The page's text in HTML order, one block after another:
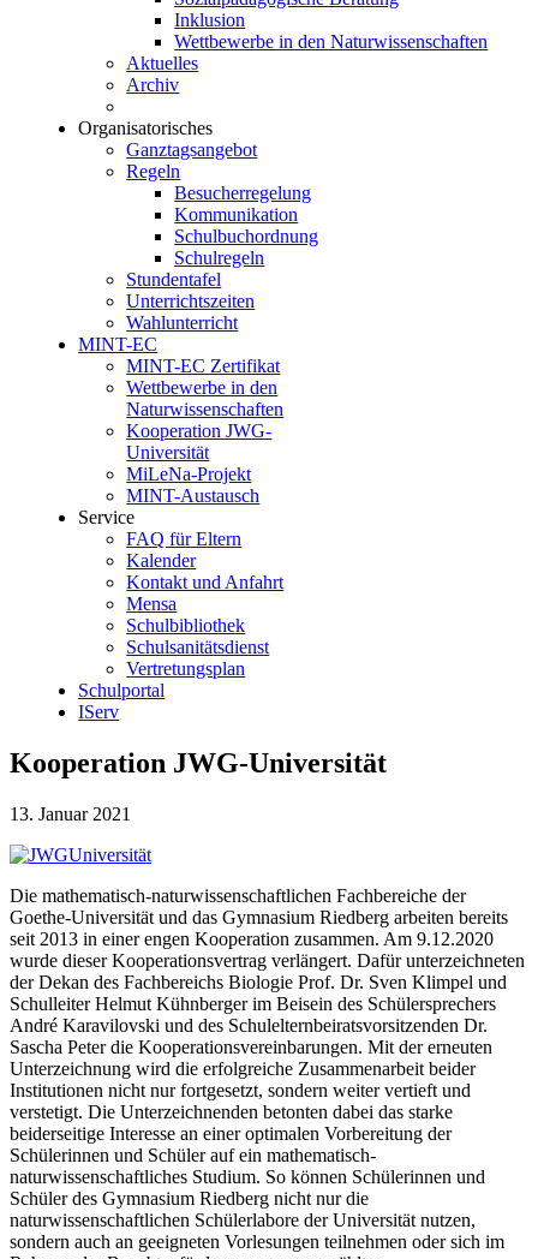
Inklusion
Wettbewerbe in den Naturwissenschaften
Aktuelles
Archiv
Organisatorisches
Ganztagsangebot
Regeln
Besucherregelung
Kommunikation
Schulbuchordnung
Schulregeln
Stundentafel
Unterrichtszeiten
Wahlunterricht
MINT-EC
MINT-EC Zertifikat
Wettbewerbe in den
Naturwissenschaften
Kooperation JWG-
Universität
MiLeNa-Projekt
MINT-Austausch
Service
FAQ für Eltern
Kalender
Kontakt und Anfahrt
Mensa
Schulbibliothek
Schulsanitätsdienst
Vertretungsplan
Schulportal
IServ
Kooperation JWG-Universität
13. Januar 2021
Die mathematisch-naturwissenschaftlichen Fachbereiche der
Goethe-Universität und das Gymnasium Riedberg arbeiten bereits
seit 2013 in einer engen Kooperation zusammen. Am 9.12.2020
wurde dieser Kooperationsvertrag verlängert. Dafür unterzeichneten
der Dekan des Fachbereichs Biologie Prof. Dr. Sven Klimpel und
Schulleiter Helmut Kühnberger im Beisein des Schülersprechers
André Karavilovski und des Schulelternbeiratsvorsitzenden Dr.
Sascha Peter die Kooperationsvereinbarungen. Mit der erneuten
Unterzeichnung wird die erfolgreiche Zusammenarbeit beider
Institutionen nicht nur fortgesetzt, sondern weiter vertieft und
verstetigt. Die Unterzeichnenden betonten dabei das starke
beiderseitige Interesse an einer optimalen Vorbereitung der
Schülerinnen und Schüler auf ein mathematisch-
naturwissenschaftliches Studium. So können Schülerinnen und
Schüler des Gymnasium Riedberg nicht nur die
naturwissenschaftlichen Schülerlabore der Universität nutzen,
sondern auch an geeigneten Vorlesungen teilnehmen oder sich im